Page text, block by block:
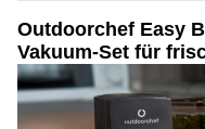
Outdoorchef Easy
Vakuum-Set für